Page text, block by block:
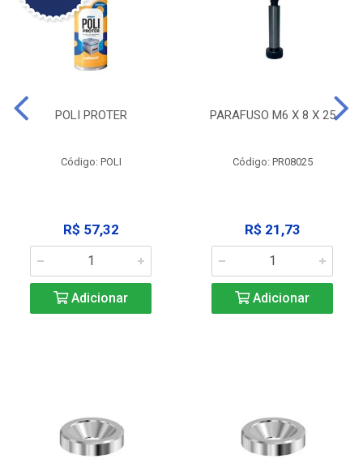
POLI PROTER
Código: POLI
R$ 57,32
Adicionar
PARAFUSO M6 X 8 X 25
Código: PR08025
R$ 21,73
Adicionar